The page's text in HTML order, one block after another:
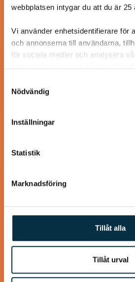
webbplatsen intygar du att du är 25
Vi använder enhetsidentifierare för
och annonserna till användarna,
för sociala medier och analysera
annons- och analysföretag som vi
Dessa kan i sin tur kombinera
information som du har
samlat in när du har använt deras
Nödvändig
Inställningar
Statistik
Marknadsföring
Tillåt alla
Tillåt urval
Kanel- och
Lika goda som ”Mammas” köttbullar
Paleo:
mango och
Smarrigt! Jag bytte ut persiljan mot